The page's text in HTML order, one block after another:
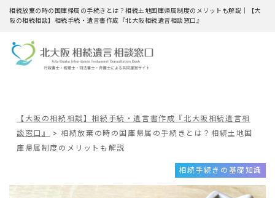
相続放棄の時の国庫帰属の手続きとは？相続土地国庫帰属制度のメリットも解説｜【大
阪の相続相談】相続手続・遺言書作成『北大阪相続遺言相談窓口』
【大阪の相続相談】相続手続・遺言書作成『北大阪相続遺言相
談窓口』
> 相続放棄の時の国庫帰属の手続きとは？相続土地国
庫帰属制度のメリットも解説
相続手続きの基礎知識